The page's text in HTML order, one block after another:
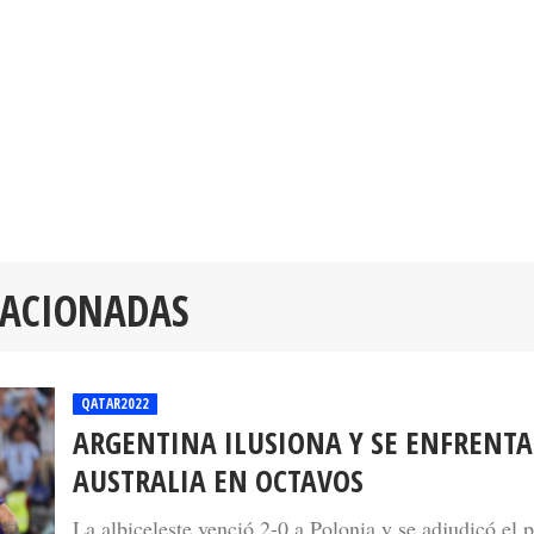
QATAR2022
ARGENTINA ILUSIONA Y SE
AUSTRALIA EN OCTAVOS
La albiceleste venció 2-0 a Polonia y se adjudicó el